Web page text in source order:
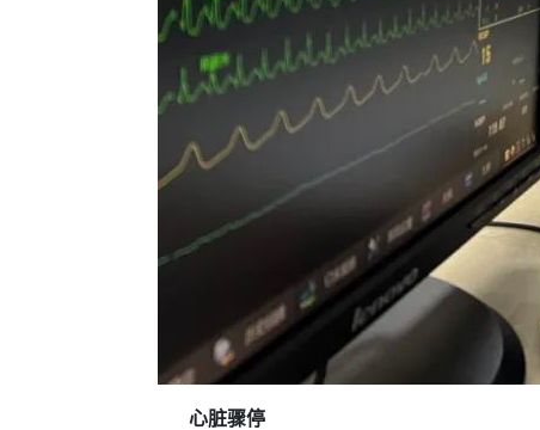
心脏骤停